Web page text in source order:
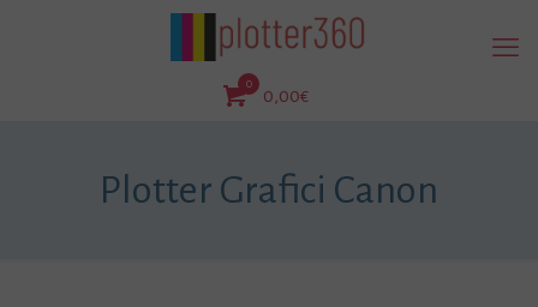
0
0,00€
Plotter Grafici Canon